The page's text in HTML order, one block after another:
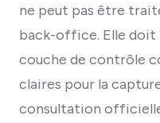
ne peut pas être
back-office. Elle
couche de contrôle
claires pour la
consultation